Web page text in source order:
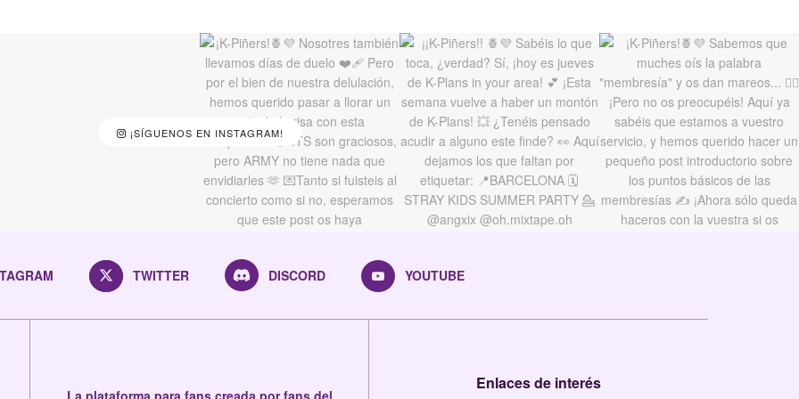
¡SÍGUENOS EN INSTAGRAM!
TWITTER DISCORD YOUTUBE
Enlaces de interés